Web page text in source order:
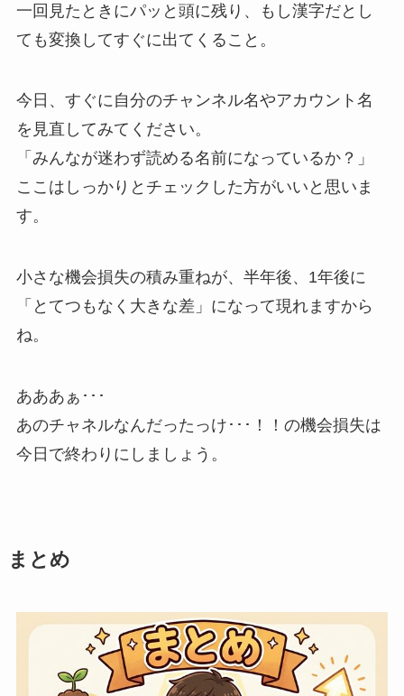
一回見たときにパッと頭に残り、もし漢字だとし
ても変換してすぐに出てくること。
今日、すぐに自分のチャンネル名やアカウント名
を見直してみてください。
「みんなが迷わず読める名前になっているか？」
ここはしっかりとチェックした方がいいと思いま
す。
小さな機会損失の積み重ねが、半年後、1年後に
「とてつもなく大きな差」になって現れますから
ね。
あああぁ･･･
あのチャネルなんだったっけ･･･！！の機会損失は
今日で終わりにしましょう。
まとめ